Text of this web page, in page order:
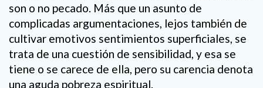
son o no pecado. Más que un asunto de
complicadas argumentaciones, lejos también de
cultivar emotivos sentimientos superficiales, se
trata de una cuestión de sensibilidad, y esa se
tiene o se carece de ella, pero su carencia denota
una aguda pobreza espiritual.